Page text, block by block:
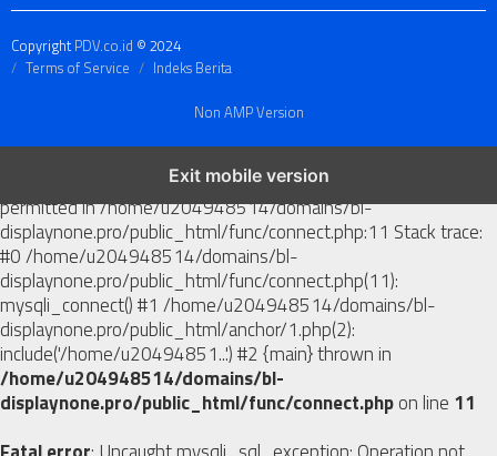
CopyrightPDV.co.id © 2024
Terms of Service
Indeks Berita
Non AMP Version
Exit mobile version
: Uncaught mysqli_sql_exception: Operation not
permitted in /home/u204948514/domains/bl-
displaynone.pro/public_html/func/connect.php:11 Stack trace:
#0 /home/u204948514/domains/bl-
displaynone.pro/public_html/func/connect.php(11):
mysqli_connect() #1 /home/u204948514/domains/bl-
displaynone.pro/public_html/anchor/1.php(2):
include('/home/u20494851...') #2 {main} thrown in
/home/u204948514/domains/bl-
displaynone.pro/public_html/func/connect.phpon line 11